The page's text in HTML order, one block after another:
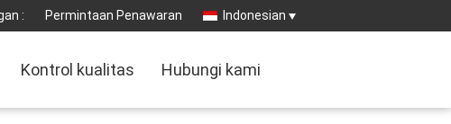
: Permintaan Penawaran Indonesian
Kontrol kualitas Hubungi kami